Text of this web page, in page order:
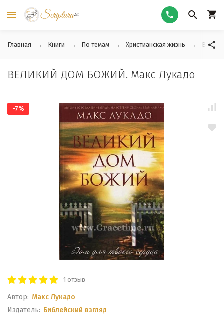
Главная Книги По темам Христианская жизнь
ВЕЛИКИЙ ДОМ БОЖИЙ. Макс Лукадо
-7%
1 отзыв
Автор: Макс Лукадо
Издатель: Библейский взгляд